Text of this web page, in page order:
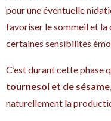
pour une éventuelle
favoriser le sommeil et
certaines sensibilités
C’est durant cette phase
tournesol et de sésame
naturellement la